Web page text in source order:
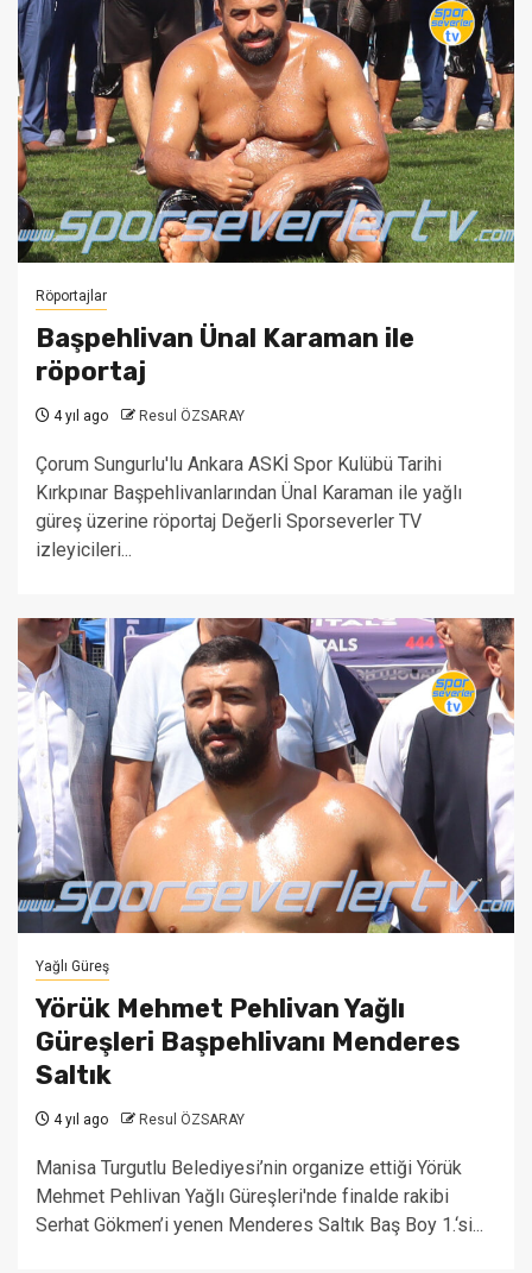
Röportajlar
Başpehlivan Ünal Karaman ile
röportaj
4 yıl ago Resul ÖZSARAY
Çorum Sungurlu'lu Ankara ASKİ Spor Kulübü Tarihi
Kırkpınar Başpehlivanlarından Ünal Karaman ile yağlı
güreş üzerine röportaj Değerli Sporseverler TV
izleyicileri...
Yağlı Güreş
Yörük Mehmet Pehlivan Yağlı
Güreşleri Başpehlivanı Menderes
Saltık
4 yıl ago Resul ÖZSARAY
Manisa Turgutlu Belediyesi’nin organize ettiği Yörük
Mehmet Pehlivan Yağlı Güreşleri'nde finalde rakibi
Serhat Gökmen’i yenen Menderes Saltık Baş Boy 1.‘si...